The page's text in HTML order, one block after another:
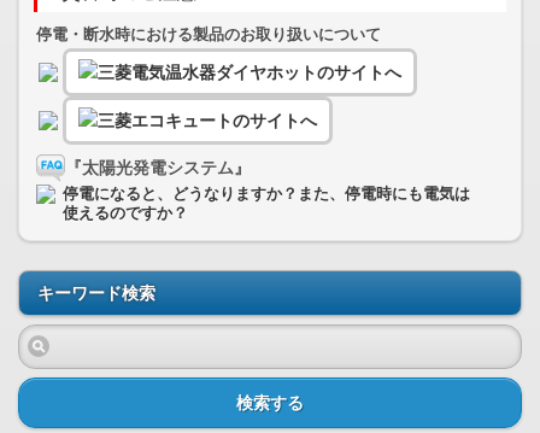
停電・断水時における製品のお取り扱いについて
『太陽光発電システム』
停電になると、どうなりますか？また、停電時にも電気は
使えるのですか？
キーワード検索
検索する